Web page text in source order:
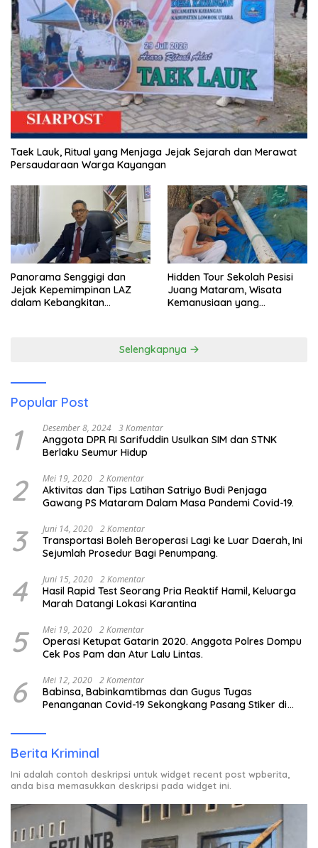
Taek Lauk, Ritual yang Menjaga Jejak Sejarah dan Merawat
Persaudaraan Warga Kayangan
Panorama Senggigi dan
Jejak Kepemimpinan LAZ
dalam Kebangkitan
Hidden Tour Sekolah Pesisi
Juang Mataram, Wisata
Kemanusiaan yang
Selengkapnya
Popular Post
1 Desember 8, 2024 3 Komentar
Anggota DPR RI Sarifuddin Usulkan SIM dan STNK
Berlaku Seumur Hidup
2 Mei 19, 2020 2 Komentar
Aktivitas dan Tips Latihan Satriyo Budi Penjaga
Gawang PS Mataram Dalam Masa Pandemi Covid-19.
3 Juni 14, 2020 2 Komentar
Transportasi Boleh Beroperasi Lagi ke Luar Daerah, Ini
Sejumlah Prosedur Bagi Penumpang.
4 Juni 15, 2020 2 Komentar
Hasil Rapid Test Seorang Pria Reaktif Hamil, Keluarga
Marah Datangi Lokasi Karantina
5 Mei 19, 2020 2 Komentar
Operasi Ketupat Gatarin 2020. Anggota Polres Dompu
Cek Pos Pam dan Atur Lalu Lintas.
6 Mei 12, 2020 2 Komentar
Babinsa, Babinkamtibmas dan Gugus Tugas
Penanganan Covid-19 Sekongkang Pasang Stiker di
Berita Kriminal
Ini adalah contoh deskripsi untuk widget recent post wpberita,
anda bisa memasukkan deskripsi pada widget ini.